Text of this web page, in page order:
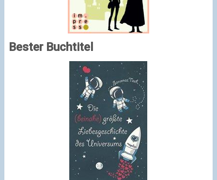
Bester Buchtitel